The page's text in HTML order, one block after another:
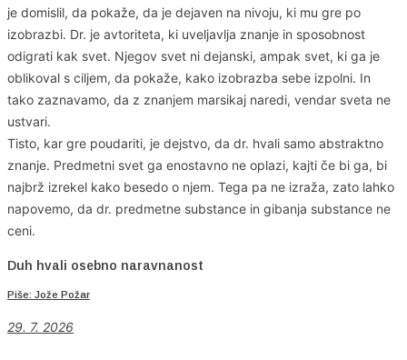
je domislil, da pokaže, da je dejaven na nivoju, ki mu gre po
izobrazbi. Dr. je avtoriteta, ki uveljavlja znanje in sposobnost
odigrati kak svet. Njegov svet ni dejanski, ampak svet, ki ga je
oblikoval s ciljem, da pokaže, kako izobrazba sebe izpolni. In
tako zaznavamo, da z znanjem marsikaj naredi, vendar sveta ne
ustvari.
Tisto, kar gre poudariti, je dejstvo, da dr. hvali samo abstraktno
znanje. Predmetni svet ga enostavno ne oplazi, kajti če bi ga, bi
najbrž izrekel kako besedo o njem. Tega pa ne izraža, zato lahko
napovemo, da dr. predmetne substance in gibanja substance ne
ceni.
Duh hvali osebno naravnanost
Piše: Jože Požar
29. 7. 2026